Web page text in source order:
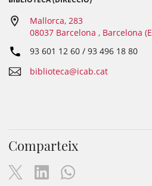
Mallorca, 283
08037 Barcelona , Barcelona
93 601 12 60 / 93 496 18 80
biblioteca@icab.cat
Comparteix